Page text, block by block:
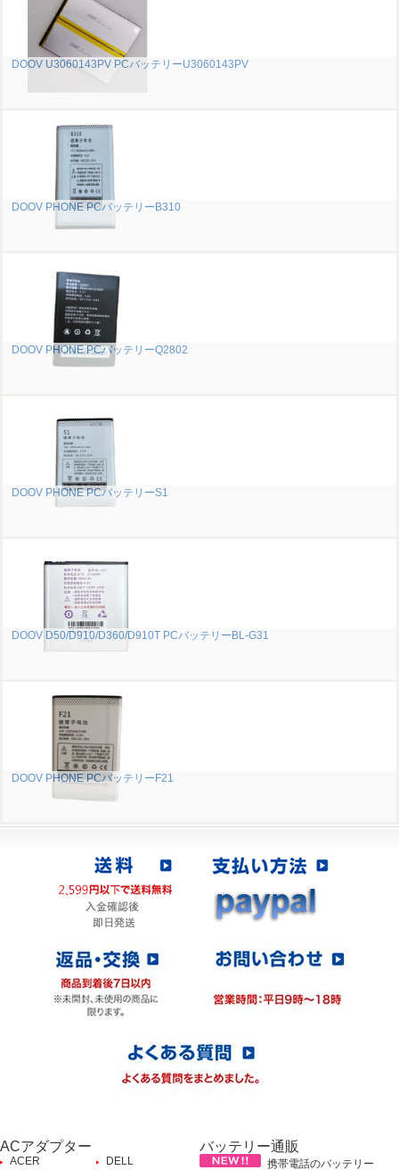
DOOV U3060143PV PCバッテリーU3060143PV
DOOV PHONE PCバッテリーB310
DOOV PHONE PCバッテリーQ2802
DOOV PHONE PCバッテリーS1
DOOV D50/D910/D360/D910T PCバッテリーBL-G31
DOOV PHONE PCバッテリーF21
ACアダプター
ACER DELL
バッテリー通販
携帯電話のバッテリー